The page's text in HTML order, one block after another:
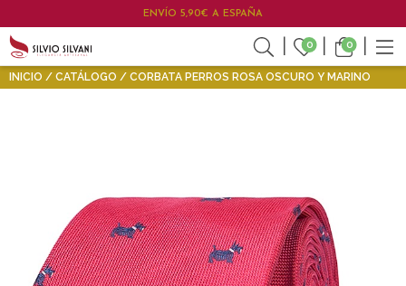
ENVÍO 5,90€ A ESPAÑA
0 0
INICIO CATÁLOGO CORBATA PERROS ROSA OSCURO Y MARINO